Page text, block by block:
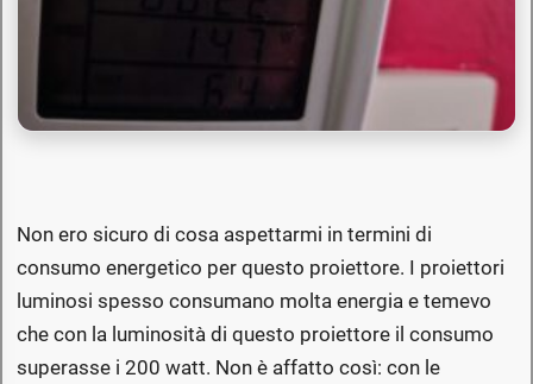
Non ero sicuro di cosa aspettarmi in termini di
consumo energetico per questo proiettore. I proiettori
luminosi spesso consumano molta energia e temevo
che con la luminosità di questo proiettore il consumo
superasse i 200 watt. Non è affatto così: con le